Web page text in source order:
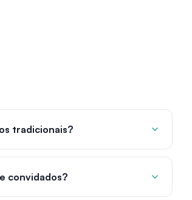
tradicionais?
convidados?